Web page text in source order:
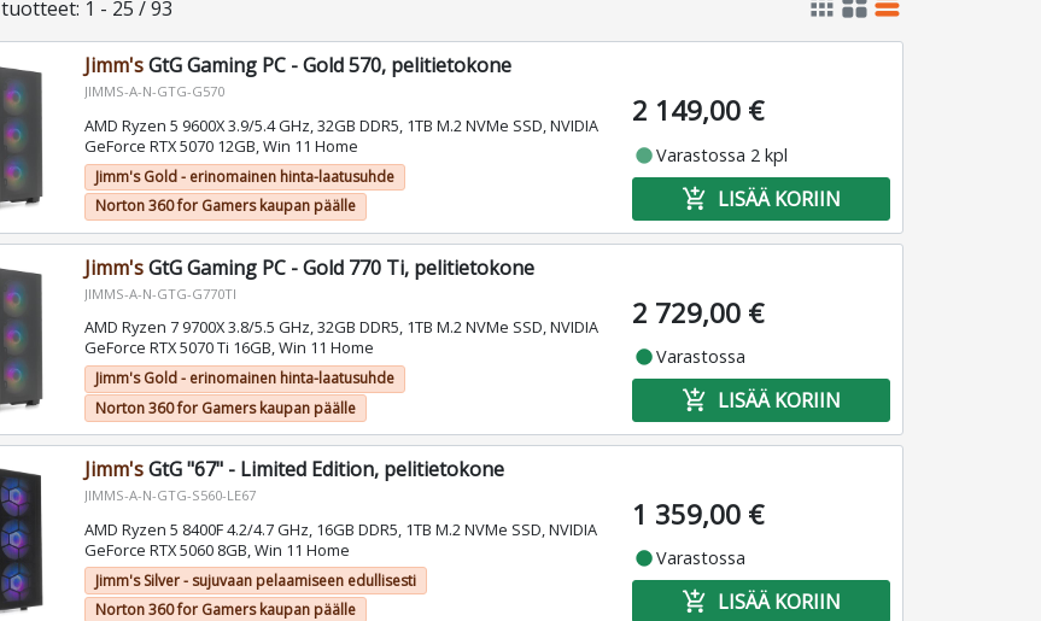
tuotteet: 1 - 25 / 93
Jimm'sGtG Gaming PC - Gold 570, pelitietokone
JIMMS-A-N-GTG-G570
AMD Ryzen 5 9600X 3.9/5.4 GHz, 32GB DDR5, 1TB M.2 NVMe SSD, NVIDIA
GeForce RTX 5070 12GB, Win 11 Home
Jimm's Gold - erinomainen hinta-laatusuhde
Norton 360 for Gamers kaupan päälle
2 149,00 €
fiber_manual_recordVarastossa 2 kpl
add_shopping_cart LISÄÄ KORIIN
Jimm'sGtG Gaming PC - Gold 770 Ti, pelitietokone
JIMMS-A-N-GTG-G770TI
AMD Ryzen 7 9700X 3.8/5.5 GHz, 32GB DDR5, 1TB M.2 NVMe SSD, NVIDIA
GeForce RTX 5070 Ti 16GB, Win 11 Home
Jimm's Gold - erinomainen hinta-laatusuhde
Norton 360 for Gamers kaupan päälle
2 729,00 €
fiber_manual_recordVarastossa
add_shopping_cart LISÄÄ KORIIN
Jimm'sGtG "67" - Limited Edition, pelitietokone
JIMMS-A-N-GTG-S560-LE67
AMD Ryzen 5 8400F 4.2/4.7 GHz, 16GB DDR5, 1TB M.2 NVMe SSD, NVIDIA
GeForce RTX 5060 8GB, Win 11 Home
Jimm's Silver - sujuvaan pelaamiseen edullisesti
Norton 360 for Gamers kaupan päälle
1 359,00 €
fiber_manual_recordVarastossa
add_shopping_cart LISÄÄ KORIIN